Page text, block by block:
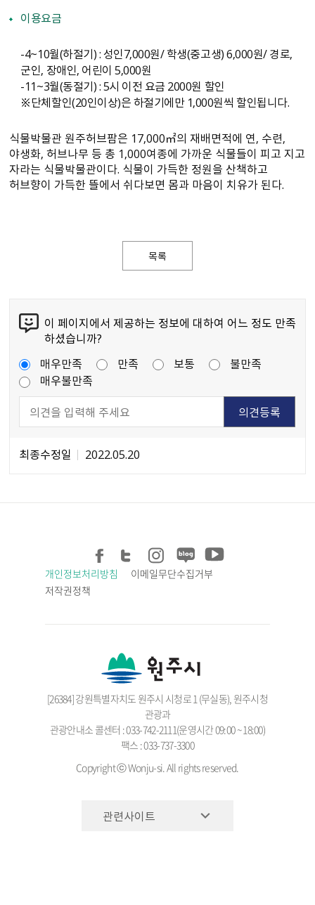
이용요금
-4~10월(하절기) : 성인7,000원/ 학생(중고생) 6,000원/ 경로,
군인, 장애인, 어린이 5,000원
-11~3월(동절기) : 5시 이전 요금 2000원 할인
※단체할인(20인이상)은 하절기에만 1,000원씩 할인됩니다.
식물박물관 원주허브팜은 17,000㎡의 재배면적에 연, 수련,
야생화, 허브나무 등 총 1,000여종에 가까운 식물들이 피고 지고
자라는 식물박물관이다. 식물이 가득한 정원을 산책하고
허브향이 가득한 뜰에서 쉬다보면 몸과 마음이 치유가 된다.
목록
이 페이지에서 제공하는 정보에 대하여 어느 정도 만족
하셨습니까?
매우만족
만족 보통
불만족
매우불만족
최종수정일 2022.05.20
개인정보처리방침
이메일무단수집거부
저작권정책
[26384] 강원특별자치도 원주시 시청로 1 (무실동), 원주시청
관광과
관광안내소 콜센터 : 033-742-2111(운영시간 09:00 ~ 18:00)
팩스 : 033-737-3300
Copyright ⓒ Wonju-si. All rights reserved.
관련사이트